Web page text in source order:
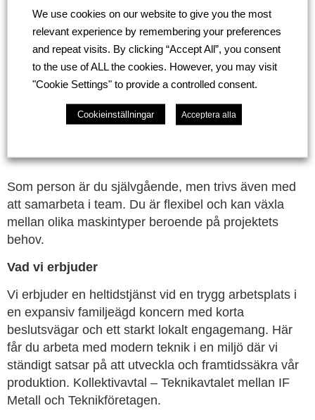
Erfarenhet av CNC-bearbetning och CAM-
programmering.
Goda kunskaper i manuell bearbetning
(svarvning, fräsning, borrning).
Erfarenhet av gnistning och tillhörande
Ett noggrant och kvalitetsmedvetet arbetssätt,
Som person är du självgående, men trivs även med
att samarbeta i team. Du är flexibel och kan växla
mellan olika maskintyper beroende på projektets
behov.
Vad vi erbjuder
Vi erbjuder en heltidstjänst vid en trygg arbetsplats i
en expansiv familjeägd koncern med korta
beslutsvägar och ett starkt lokalt engagemang. Här
får du arbeta med modern teknik i en miljö där vi
ständigt satsar på att utveckla och framtidssäkra vår
produktion. Kollektivavtal – Teknikavtalet mellan IF
Metall och Teknikföretagen.
We use cookies on our website to give you the most
relevant experience by remembering your preferences
and repeat visits. By clicking “Accept All”, you consent
to the use of ALL the cookies. However, you may visit
"Cookie Settings" to provide a controlled consent.
Cookieinställningar Acceptera alla